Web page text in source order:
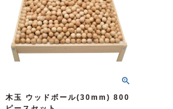
木玉 ウッドボール(30mm) 800